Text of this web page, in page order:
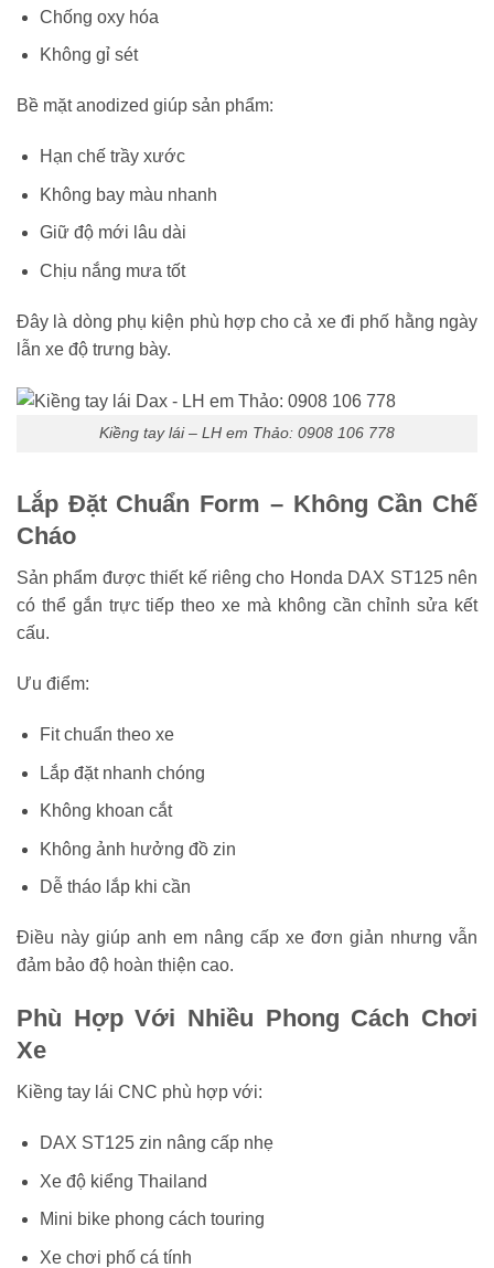
Chống oxy hóa
Không gỉ sét
Bề mặt anodized giúp sản phẩm:
Hạn chế trầy xước
Không bay màu nhanh
Giữ độ mới lâu dài
Chịu nắng mưa tốt
Đây là dòng phụ kiện phù hợp cho cả xe đi phố hằng ngày
lẫn xe độ trưng bày.
Kiềng tay lái – LH em Thảo: 0908 106 778
Lắp Đặt Chuẩn Form – Không Cần Chế
Cháo
Sản phẩm được thiết kế riêng cho Honda DAX ST125 nên
có thể gắn trực tiếp theo xe mà không cần chỉnh sửa kết
cấu.
Ưu điểm:
Fit chuẩn theo xe
Lắp đặt nhanh chóng
Không khoan cắt
Không ảnh hưởng đồ zin
Dễ tháo lắp khi cần
Điều này giúp anh em nâng cấp xe đơn giản nhưng vẫn
đảm bảo độ hoàn thiện cao.
Phù Hợp Với Nhiều Phong Cách Chơi
Xe
Kiềng tay lái CNC phù hợp với:
DAX ST125 zin nâng cấp nhẹ
Xe độ kiểng Thailand
Mini bike phong cách touring
Xe chơi phố cá tính